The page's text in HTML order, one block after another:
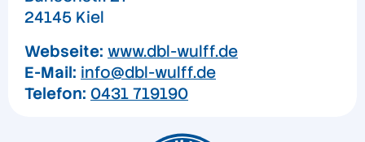
24145 Kiel
Webseite: www.dbl-wulff.de
E-Mail: info@dbl-wulff.de
Telefon: 0431 719190